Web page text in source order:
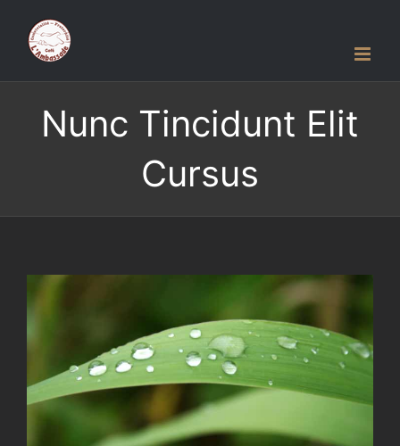
Passer
contenu
Nunc Tincidunt Elit
Cursus
Voir
l'image